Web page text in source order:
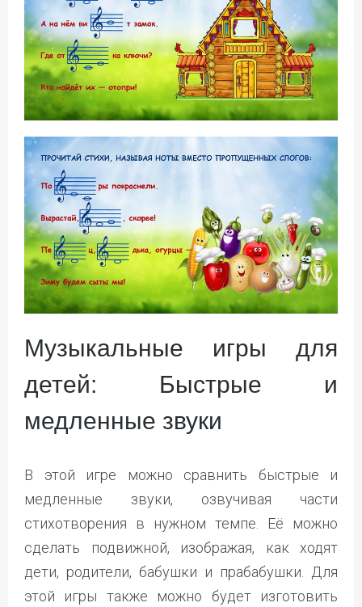
Музыкальные игры для
детей: Быстрые и
медленные звуки
В этой игре можно сравнить быстрые и
медленные звуки, озвучивая части
стихотворения в нужном темпе. Её можно
сделать подвижной, изображая, как ходят
дети, родители, бабушки и прабабушки. Для
этой игры также можно будет изготовить